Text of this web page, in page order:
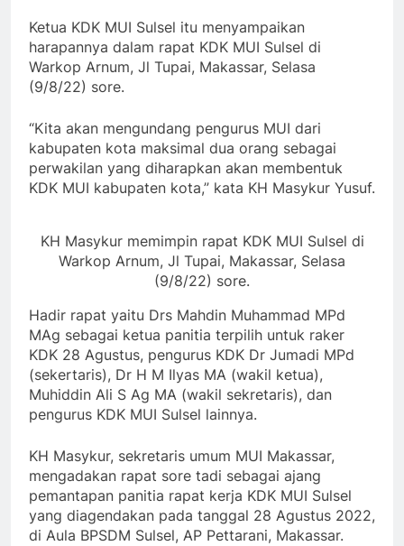
Ketua KDK MUI Sulsel itu menyampaikan
harapannya dalam rapat KDK MUI Sulsel di
Warkop Arnum, Jl Tupai, Makassar, Selasa
(9/8/22) sore.
“Kita akan mengundang pengurus MUI dari
kabupaten kota maksimal dua orang sebagai
perwakilan yang diharapkan akan membentuk
KDK MUI kabupaten kota,” kata KH Masykur Yusuf.
KH Masykur memimpin rapat KDK MUI Sulsel di
Warkop Arnum, Jl Tupai, Makassar, Selasa
(9/8/22) sore.
Hadir rapat yaitu Drs Mahdin Muhammad MPd
MAg sebagai ketua panitia terpilih untuk raker
KDK 28 Agustus, pengurus KDK Dr Jumadi MPd
(sekertaris), Dr H M Ilyas MA (wakil ketua),
Muhiddin Ali S Ag MA (wakil sekretaris), dan
pengurus KDK MUI Sulsel lainnya.
KH Masykur, sekretaris umum MUI Makassar,
mengadakan rapat sore tadi sebagai ajang
pemantapan panitia rapat kerja KDK MUI Sulsel
yang diagendakan pada tanggal 28 Agustus 2022,
di Aula BPSDM Sulsel, AP Pettarani, Makassar.